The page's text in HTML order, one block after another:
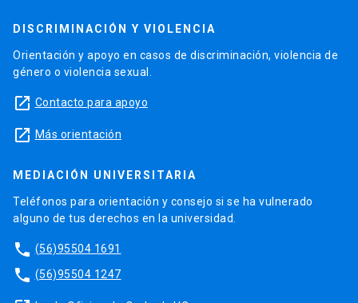
DISCRIMINACIÓN Y VIOLENCIA
Orientación y apoyo en casos de discriminación, violencia de
género o violencia sexual.
launch Contacto para apoyo
launch Más orientación
MEDIACIÓN UNIVERSITARIA
Teléfonos para orientación y consejo si se ha vulnerado
alguno de tus derechos en la universidad.
phone (56)95504 1691
phone (56)95504 1247